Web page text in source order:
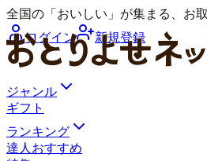
全国の「おいしい」が集まる、お
ログイン
新規登録
ジャンル
ギフト
ランキング
達人おすすめ